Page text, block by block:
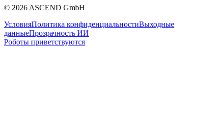
© 2026 ASCEND GmbH
УсловияПолитика конфиденциальностиВыходные
данныеПрозрачность ИИ
Роботы приветствуются